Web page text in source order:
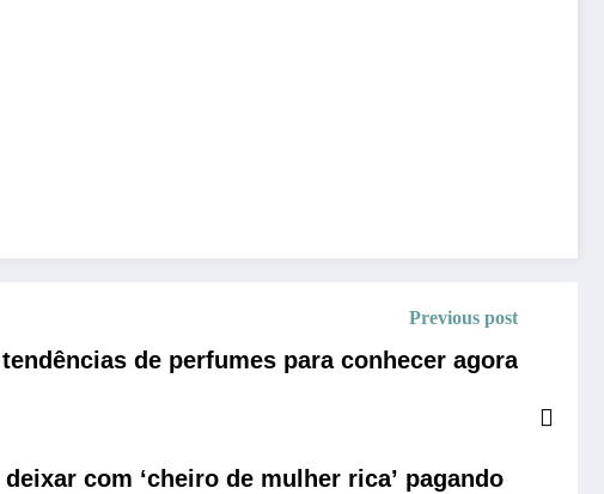
Previous post
de perfumes para conhecer agora
com ‘cheiro de mulher rica’ pagando